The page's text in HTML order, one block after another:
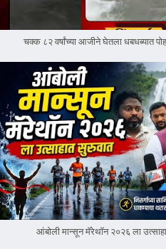
चक्क ८२ वर्षांच्या आजीने घेतला धबधब्यात
आंबोली मान्सून मॅरेथॉन २०२६ ला